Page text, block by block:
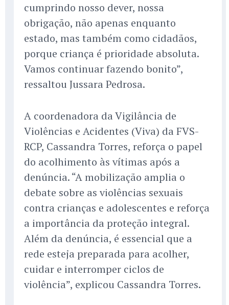
cumprindo nosso dever, nossa
obrigação, não apenas enquanto
estado, mas também como cidadãos,
porque criança é prioridade absoluta.
Vamos continuar fazendo bonito”,
ressaltou Jussara Pedrosa.
A coordenadora da Vigilância de
Violências e Acidentes (Viva) da FVS-
RCP, Cassandra Torres, reforça o papel
do acolhimento às vítimas após a
denúncia. “A mobilização amplia o
debate sobre as violências sexuais
contra crianças e adolescentes e reforça
a importância da proteção integral.
Além da denúncia, é essencial que a
rede esteja preparada para acolher,
cuidar e interromper ciclos de
violência”, explicou Cassandra Torres.